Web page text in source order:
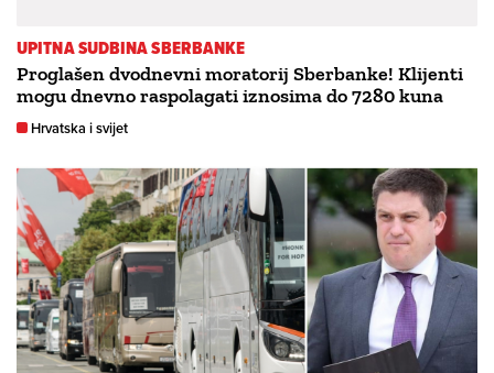
UPITNA SUDBINA SBERBANKE
Proglašen dvodnevni moratorij Sberbanke! Klijenti
mogu dnevno raspolagati iznosima do 7280 kuna
Hrvatska i svijet